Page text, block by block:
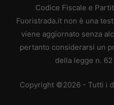
Codice Fiscale e
Fuoristrada.it non è una
viene aggiornato senza
pertanto considerarsi un
della legge n.
Copyright ©2026 - Tutti i